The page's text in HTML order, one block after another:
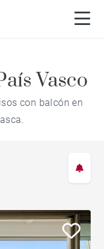
Vasco
con balcón en